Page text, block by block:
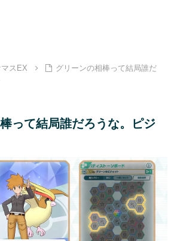
スEX
グリーンの相棒って結局誰だ
って結局誰だろうな。ピジ